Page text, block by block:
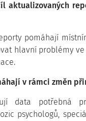
aktualizovaných
pomáhají
hlavní problémy
v rámci změn
data potřebná
psychologů,